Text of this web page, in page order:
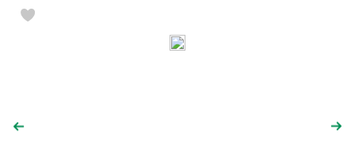
º cozinha completa
6